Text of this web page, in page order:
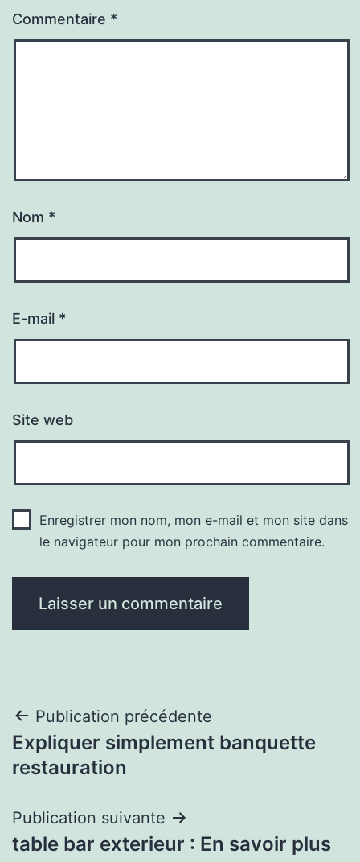
Commentaire *
Nom *
E-mail *
Site web
Enregistrer mon nom, mon e-mail et mon site dans
le navigateur pour mon prochain commentaire.
Navigation
de
Publication précédente
Expliquer simplement banquette
restauration
Publication suivante
table bar exterieur : En savoir plus